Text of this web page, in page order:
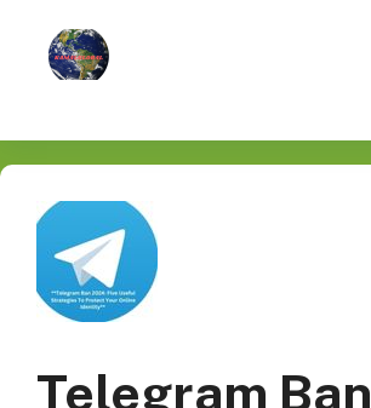
content
Telegram Ban